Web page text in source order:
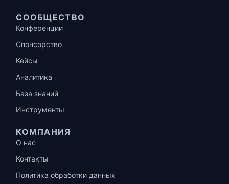
СООБЩЕСТВО
Конференции
Спонсорство
Кейсы
Аналитика
База знаний
Инструменты
КОМПАНИЯ
О нас
Контакты
Политика обработки данных